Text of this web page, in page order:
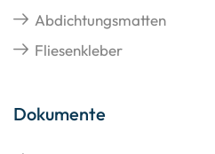
Abdichtungsmatten
Fliesenkleber
Dokumente